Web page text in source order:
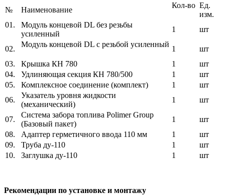
№ Наименование
Кол-во Ед.
изм.
01.
Модуль концевой DL без резьбы
усиленный
1 шт
02.
Модуль концевой DL с резьбой усиленный
1
шт
03.
Крышка КН 780 1
шт
04.
Удлиняющая секция КН 780/500 1
шт
05.
Комплексное соединение (комплект) 1
шт
06.
Указатель уровня жидкости
(механический)
1 шт
07.
Система забора топлива Polimer Group
(Базовый пакет)
1
шт
08.
Адаптер герметичного ввода 110 мм 1
шт
09.
Труба ду-110 1
шт
10.
Заглушка ду-110 1 шт
Рекомендации по установке и монтажу